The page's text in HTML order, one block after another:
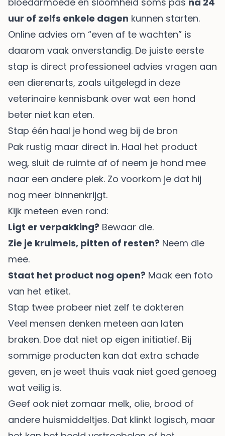
uur of zelfs enkele dagen kunnen starten.
Online advies om “even af te wachten” is
daarom vaak onverstandig. De juiste eerste
stap is direct professioneel advies vragen aan
een dierenarts, zoals uitgelegd in deze
veterinaire kennisbank over wat een hond
beter niet kan eten.
Stap één haal je hond weg bij de bron
Pak rustig maar direct in. Haal het product
weg, sluit de ruimte af of neem je hond mee
naar een andere plek. Zo voorkom je dat hij
nog meer binnenkrijgt.
Kijk meteen even rond:
Ligt er verpakking? Bewaar die.
Zie je kruimels, pitten of resten? Neem die
mee.
Staat het product nog open? Maak een foto
van het etiket.
Stap twee probeer niet zelf te dokteren
Veel mensen denken meteen aan laten
braken. Doe dat niet op eigen initiatief. Bij
sommige producten kan dat extra schade
geven, en je weet thuis vaak niet goed genoeg
wat veilig is.
Geef ook niet zomaar melk, olie, brood of
andere huismiddeltjes. Dat klinkt logisch, maar